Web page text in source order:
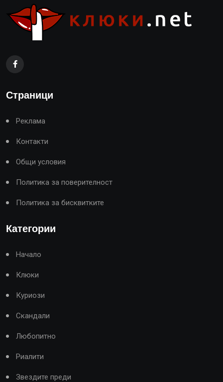
Страници
Реклама
Контакти
Общи условия
Политика за поверителност
Политика за бисквитките
Категории
Начало
Клюки
Куриози
Скандали
Любопитно
Риалити
Звездите преди